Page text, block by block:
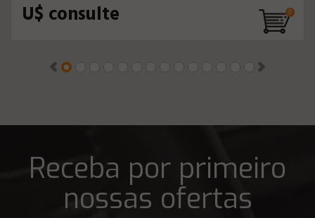
U$ consulte
Receba por primeiro
nossas ofertas